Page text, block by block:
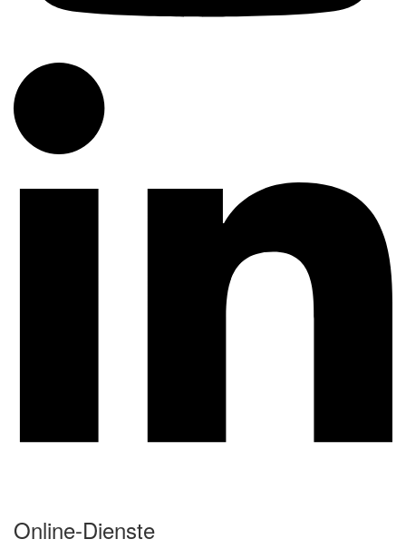
Online-Dienste